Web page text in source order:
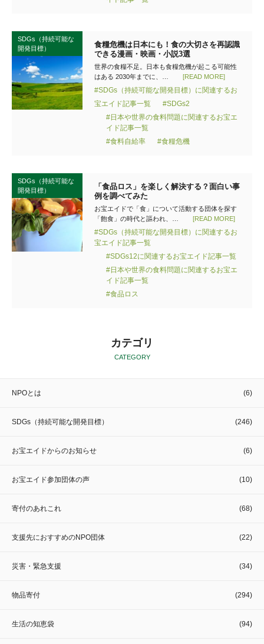
SDGs（持続可能な
開発目標）
食糧危機は日本にも！食の大切さを再認識
できる漫画・映画・小説3選
世界の食糧不足。日本も食糧危機が起こる可能性
はある 2030年までに、…
[READ MORE]
#SDGs（持続可能な開発目標）に関連するお
宝エイド記事一覧
#SDGs2
#日本や世界の食料問題に関連するお宝エ
イド記事一覧
#食料自給率
#食糧危機
SDGs（持続可能な
開発目標）
「食品ロス」を楽しく解決する？面白い事
例を調べてみた
お宝エイドで「食」について活動する団体を探す
「飽食」の時代と謳われ、…
[READ MORE]
#SDGs（持続可能な開発目標）に関連するお
宝エイド記事一覧
#SDGs12に関連するお宝エイド記事一覧
#日本や世界の食料問題に関連するお宝エ
イド記事一覧
#食品ロス
カテゴリ
CATEGORY
NPOとは (6)
SDGs（持続可能な開発目標） (246)
お宝エイドからのお知らせ (6)
お宝エイド参加団体の声 (10)
寄付のあれこれ (68)
支援先におすすめのNPO団体 (22)
災害・緊急支援 (34)
物品寄付 (294)
生活の知恵袋 (94)